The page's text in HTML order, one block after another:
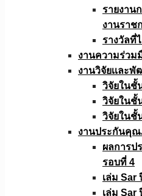
รายงาน
งานราช
รางวัลที่
งานความร่วม
งานวิจัยเเละพั
วิจัยในชั้
วิจัยในชั้
วิจัยในชั้
งานประกันคุ
ผลการป
รอบที่ 4
เล่ม Sar
เล่ม Sar